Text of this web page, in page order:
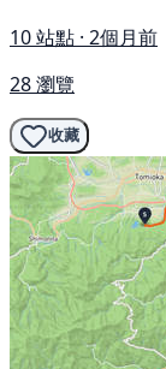
10 站點 · 2個月前
28 瀏覽
收藏